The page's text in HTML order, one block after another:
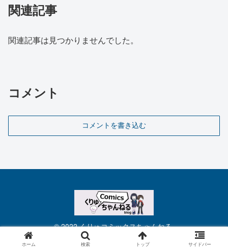
関連記事
関連記事は見つかりませんでした。
コメント
コメントを書き込む
© 2022 くりゅコミックスちゃんねる.
ホーム 検索 トップ サイドバー